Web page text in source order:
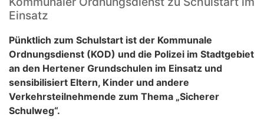
Einsatz
Pünktlich zum Schulstart ist der Kommunale
Ordnungsdienst (KOD) und die Polizei im Stadtgebiet
an den Hertener Grundschulen im Einsatz und
sensibilisiert Eltern, Kinder und andere
Verkehrsteilnehmende zum Thema „Sicherer
Schulweg“.